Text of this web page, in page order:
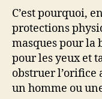
C’est pourquoi,
protections
masques pour la
pour les yeux et
obstruer l’orifice
un homme ou